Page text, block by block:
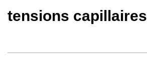
tensions capillaires